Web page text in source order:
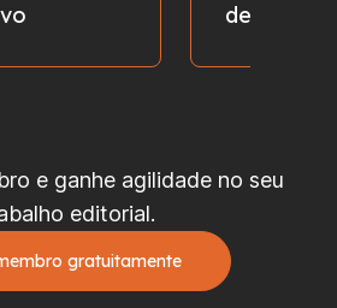
de fotos
e ganhe agilidade no seu
editorial.
gratuitamente